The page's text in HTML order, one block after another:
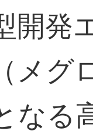
開発
メグ
なる